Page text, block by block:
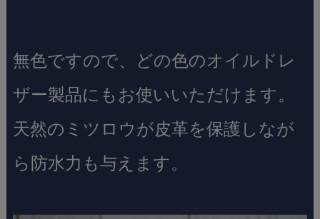
無色ですので、どの色のオイルドレ
ザー製品にもお使いいただけます。
天然のミツロウが皮革を保護しなが
ら防水力も与えます。